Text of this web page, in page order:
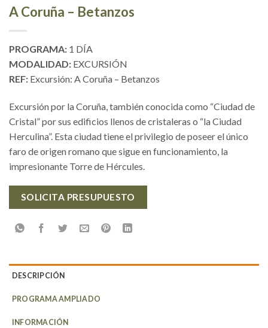
A Coruña – Betanzos
PROGRAMA: 1 DÍA
MODALIDAD: EXCURSIÓN
REF: Excursión: A Coruña – Betanzos
Excursión por la Coruña, también conocida como “Ciudad de
Cristal” por sus edificios llenos de cristaleras o “la Ciudad
Herculina”. Esta ciudad tiene el privilegio de poseer el único
faro de origen romano que sigue en funcionamiento, la
impresionante Torre de Hércules.
SOLICITA PRESUPUESTO
DESCRIPCIÓN
PROGRAMA AMPLIADO
INFORMACIÓN